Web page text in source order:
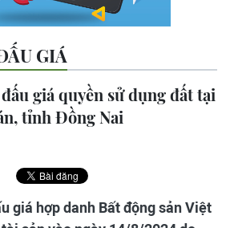
GIÁ
giá quyền sử dụng đất tại
tỉnh Đồng Nai
giá hợp danh Bất động sản Việt